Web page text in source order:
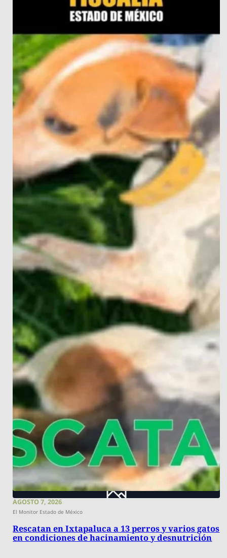
AGOSTO 7, 2026
El Monitor Estado de México
Rescatan en Ixtapaluca a 13 perros y varios gatos
en condiciones de hacinamiento y desnutrición